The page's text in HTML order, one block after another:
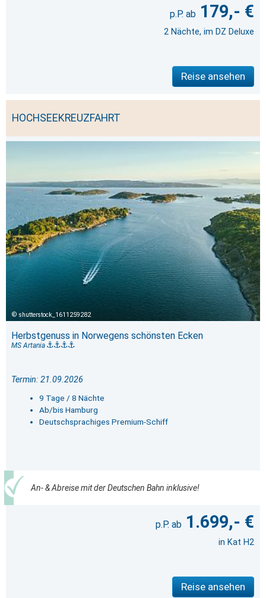
179,- €
2 Nächte, im DZ Deluxe
Reise ansehen
HOCHSEEKREUZFAHRT
shutterstock_1611259282
Herbstgenuss in Norwegens schönsten Ecken
MS Artania
Termin: 21.09.2026
9 Tage / 8 Nächte
Ab/bis Hamburg
Deutschsprachiges Premium-Schiff
An- & Abreise mit der Deutschen Bahn inklusive!
1.699,- €
in Kat H2
Reise ansehen